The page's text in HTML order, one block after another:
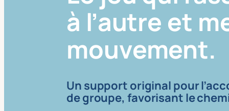
à l’autre et
mouvement.
Un support original pour
de groupe, favorisant le